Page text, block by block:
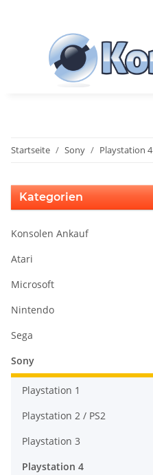
Startseite Sony Playstation 4
Kategorien
Konsolen Ankauf
Atari
Microsoft
Nintendo
Sega
Sony
Playstation 1
Playstation 2 / PS2
Playstation 3
Playstation 4